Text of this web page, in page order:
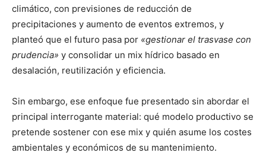
climático, con previsiones de reducción de
precipitaciones y aumento de eventos extremos, y
planteó que el futuro pasa por «gestionar el trasvase con
prudencia» y consolidar un mix hídrico basado en
desalación, reutilización y eficiencia.
Sin embargo, ese enfoque fue presentado sin abordar el
principal interrogante material: qué modelo productivo se
pretende sostener con ese mix y quién asume los costes
ambientales y económicos de su mantenimiento.